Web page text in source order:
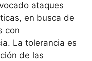
ataques
en busca de
con
La tolerancia es
de las